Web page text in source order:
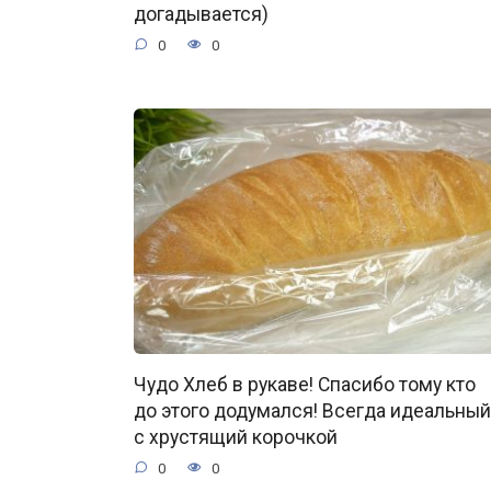
догадывается)
0 0
Чудо Хлеб в рукаве! Спасибо тому кто
до этого додумался! Всегда идеальный
с хрустящий корочкой
0 0